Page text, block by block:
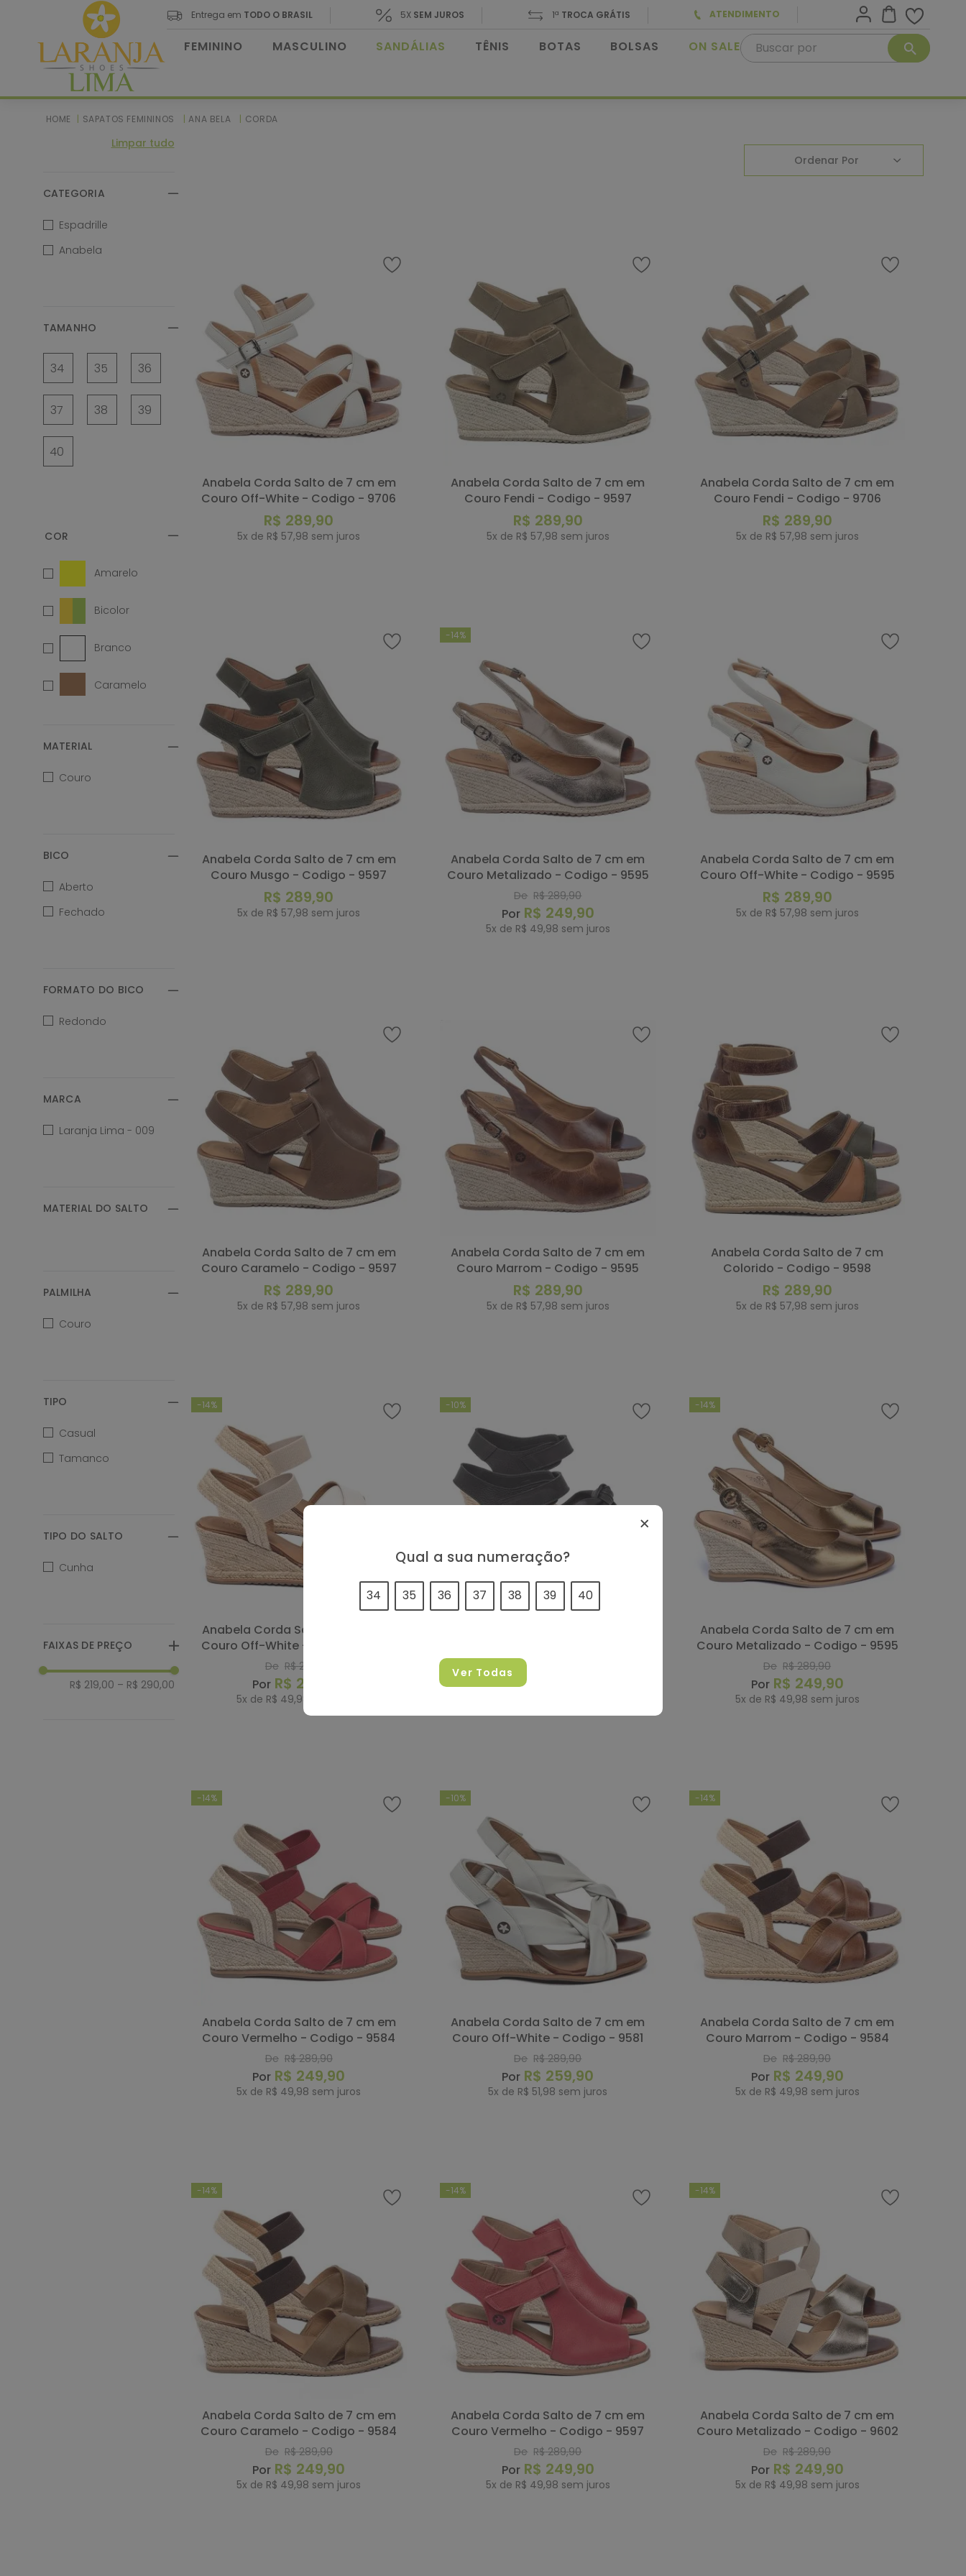
Entrega em TODO O BRASIL 5X SEM JUROS 1ª TROCA GRÁTIS ATENDIMENTO
FEMININO MASCULINO SANDÁLIAS TÊNIS BOTAS BOLSAS ON SALEBuscar por
SAPATOS FEMININOS ANA BELA CORDA
CATEGORIA
Espadrille
Anabela
TAMANHO
34 35 36
37 38 39
40
Amarelo
Bicolor
Branco
Caramelo
Musgo
Off-White
Preto
MATERIAL
Couro
BICO
Aberto
Fechado
FORMATO DO BICO
Redondo
MARCA
Laranja Lima - 009
MATERIAL DO SALTO
PALMILHA
Couro
TIPO
Casual
Tamanco
TIPO DO SALTO
Cunha
FAIXAS DE PREÇO
R$ 219,00 – R$ 290,00
Limpar tudo
Ordenar Por
Anabela Corda Salto de 7 cm em
Couro Off-White - Codigo - 9706
R$ 289,90
5x de R$ 57,98 sem juros
Anabela Corda Salto de 7 cm em
Couro Fendi - Codigo - 9597
R$ 289,90
5x de R$ 57,98 sem juros
Anabela Corda Salto de 7 cm em
Couro Fendi - Codigo - 9706
R$ 289,90
5x de R$ 57,98 sem juros
Anabela Corda Salto de 7 cm em
Couro Musgo - Codigo - 9597
R$ 289,90
5x de R$ 57,98 sem juros
-14%
Anabela Corda Salto de 7 cm em
Couro Metalizado - Codigo - 9595
De R$ 289,90
R$ 249,90
5x de R$ 49,98 sem juros
Anabela Corda Salto de 7 cm em
Couro Off-White - Codigo - 9595
R$ 289,90
5x de R$ 57,98 sem juros
Anabela Corda Salto de 7 cm em
Couro Caramelo - Codigo - 9597
R$ 289,90
5x de R$ 57,98 sem juros
Anabela Corda Salto de 7 cm em
Couro Marrom - Codigo - 9595
R$ 289,90
5x de R$ 57,98 sem juros
Anabela Corda Salto de 7 cm
Colorido - Codigo - 9598
R$ 289,90
5x de R$ 57,98 sem juros
-14%
Anabela Corda Salto de 7 cm em
Couro Off-White - Codigo - 9584
De R$ 289
R$ 249
5x de R$ 49,98
-10%
De
R$
-14%
Anabela Corda Salto de 7 cm em
Couro Metalizado - Codigo - 9595
De R$ 289,90
R$ 249,90
5x de R$ 49,98 sem juros
-14%
Anabela Corda Salto de 7 cm em
Couro Vermelho - Codigo - 9584
De R$ 289,90
R$ 249,90
5x de R$ 49,98 sem juros
-10%
Anabela Corda Salto de 7 cm em
Couro Off-White - Codigo - 9581
De R$ 289,90
R$ 259,90
5x de R$ 51,98 sem juros
-14%
Anabela Corda Salto de 7 cm em
Couro Marrom - Codigo - 9584
De R$ 289,90
R$ 249,90
5x de R$ 49,98 sem juros
-14%
Anabela Corda Salto de 7 cm em
Couro Caramelo - Codigo - 9584
De R$ 289,90
R$ 249,90
5x de R$ 49,98 sem juros
-14%
Anabela Corda Salto de 7 cm em
Couro Vermelho - Codigo - 9597
De R$ 289,90
R$ 249,90
5x de R$ 49,98 sem juros
-14%
Anabela Corda Salto de 7 cm em
Couro Metalizado - Codigo - 9602
De R$ 289,90
R$ 249,90
5x de R$ 49,98 sem juros
Qual a sua numeração?
34 35 36 37 38 39 40
Ver Todas